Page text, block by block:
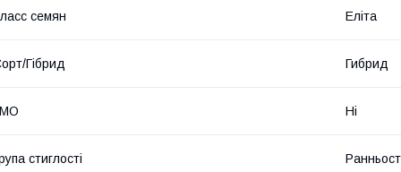
семян Еліта
Гібрид Гибрид
Ні
стиглості